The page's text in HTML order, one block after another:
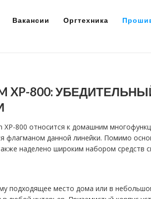
Вакансии Оргтехника
XP-800:
XP-800 относится к домашним
флагманом данной линейки. Помимо
наделено широким набором средств
подходящее место дома или в